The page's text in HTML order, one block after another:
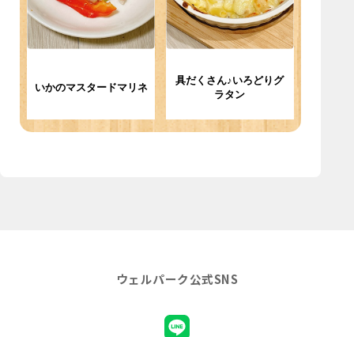
いかのマスタードマリネ
具だくさん♪いろどりグ
ラタン
ウェルパーク公式SNS